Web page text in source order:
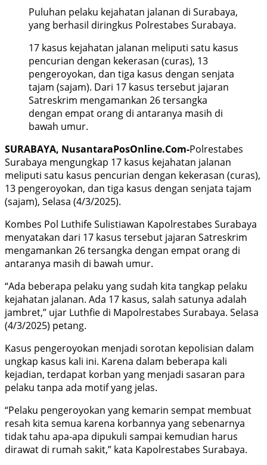
Puluhan pelaku kejahatan jalanan di Surabaya,
yang berhasil diringkus Polrestabes Surabaya.
17 kasus kejahatan jalanan meliputi satu kasus
pencurian dengan kekerasan (curas), 13
pengeroyokan, dan tiga kasus dengan senjata
tajam (sajam). Dari 17 kasus tersebut jajaran
Satreskrim mengamankan 26 tersangka
dengan empat orang di antaranya masih di
bawah umur.
SURABAYA, NusantaraPosOnline.Com-Polrestabes
Surabaya mengungkap 17 kasus kejahatan jalanan
meliputi satu kasus pencurian dengan kekerasan (curas),
13 pengeroyokan, dan tiga kasus dengan senjata tajam
(sajam), Selasa (4/3/2025).
Kombes Pol Luthife Sulistiawan Kapolrestabes Surabaya
menyatakan dari 17 kasus tersebut jajaran Satreskrim
mengamankan 26 tersangka dengan empat orang di
antaranya masih di bawah umur.
“Ada beberapa pelaku yang sudah kita tangkap pelaku
kejahatan jalanan. Ada 17 kasus, salah satunya adalah
jambret,” ujar Luthfie di Mapolrestabes Surabaya. Selasa
(4/3/2025) petang.
Kasus pengeroyokan menjadi sorotan kepolisian dalam
ungkap kasus kali ini. Karena dalam beberapa kali
kejadian, terdapat korban yang menjadi sasaran para
pelaku tanpa ada motif yang jelas.
“Pelaku pengeroyokan yang kemarin sempat membuat
resah kita semua karena korbannya yang sebenarnya
tidak tahu apa-apa dipukuli sampai kemudian harus
dirawat di rumah sakit,” kata Kapolrestabes Surabaya.